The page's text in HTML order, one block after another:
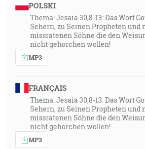
POLSKI
Thema: Jesaia 30,8-13: Das Wort
Sehern, zu Seinen Propheten und
missratenen Söhne die den
nicht gehorchen wollen!
MP3
FRANÇAIS
Thema: Jesaia 30,8-13: Das Wort
Sehern, zu Seinen Propheten und
missratenen Söhne die den
nicht gehorchen wollen!
MP3